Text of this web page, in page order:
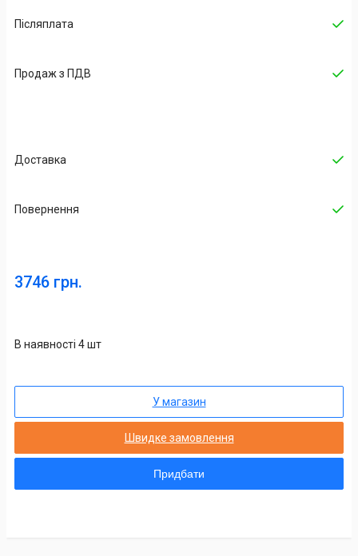
Післяплата
Продаж з ПДВ
Доставка
Повернення
3746 грн.
В наявності 4 шт
У магазин
Швидке замовлення
Придбати